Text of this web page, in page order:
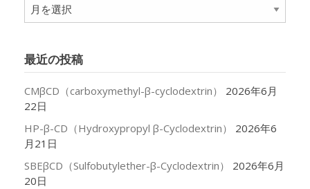
ア
ー
ブ
最近の投稿
CMβCD（carboxymethyl-β-cyclodextrin）
2026年6月
22日
HP-β-CD（Hydroxypropyl β-Cyclodextrin）
2026年6
月21日
SBEβCD（Sulfobutylether-β-Cyclodextrin）
2026年6月
20日